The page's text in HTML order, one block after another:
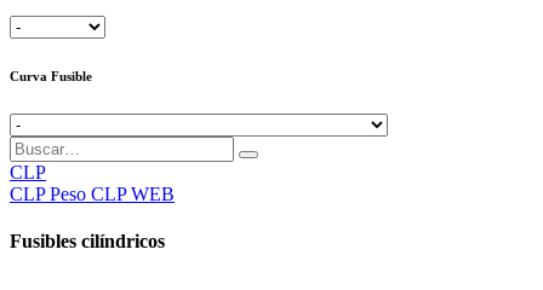
Curva Fusible
CLP
CLP Peso CLP WEB
Fusibles cilíndricos